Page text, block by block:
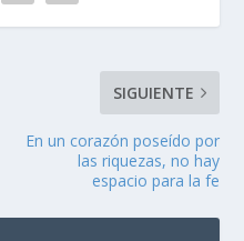
SIGUIENTE
En un corazón poseído por
las riquezas, no hay
espacio para la fe